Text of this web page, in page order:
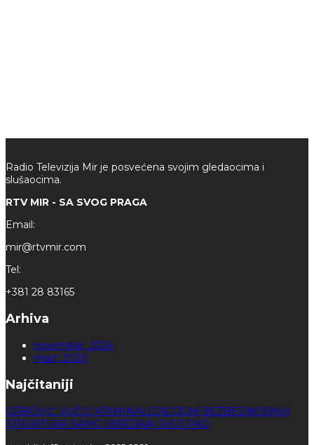
Radio Televizija Mir je posvećena svojim gledaocima i
slušaocima.
RTV MIR - SA SVOG PRAGA
Email:
mir@rtvmir.com
Tel:
+381 28 83165
Arhiva
novembar, 2024
mart, 2020
Najčitaniji
GRBOVIĆ: VUČIĆ KRIMINALIZACIJOM BEZBEDNOSNIH
STRUKTURA SAMO UBRZAVA SVOJ PAD